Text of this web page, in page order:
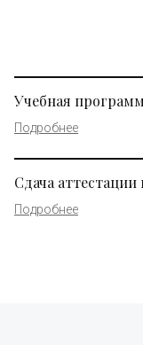
Учебная
Подробнее
Сдача
Подробнее